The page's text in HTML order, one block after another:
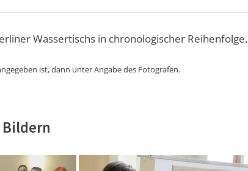
Wassertischs in chronologischer Reihenfolge.
ist, dann unter Angabe des Fotografen.
Bildern